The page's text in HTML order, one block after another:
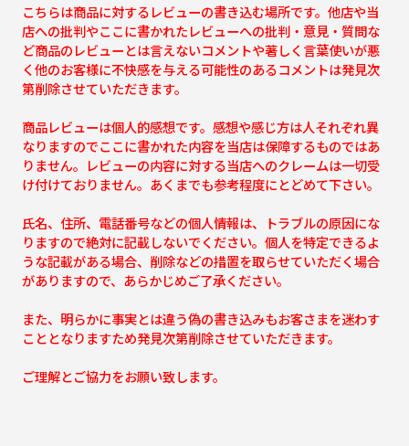
こちらは商品に対するレビューの書き込む場所です。他店や当
店への批判やここに書かれたレビューへの批判・意見・質問な
ど商品のレビューとは言えないコメントや著しく言葉使いが悪
く他のお客様に不快感を与える可能性のあるコメントは発見次
第削除させていただきます。
商品レビューは個人的感想です。感想や感じ方は人それぞれ異
なりますのでここに書かれた内容を当店は保障するものではあ
りません。レビューの内容に対する当店へのクレームは一切受
け付けておりません。あくまでも参考程度にとどめて下さい。
氏名、住所、電話番号などの個人情報は、トラブルの原因にな
りますので絶対に記載しないでください。個人を特定できるよ
うな記載がある場合、削除などの措置を取らせていただく場合
がありますので、あらかじめご了承ください。
また、明らかに事実とは違う偽の書き込みもお客さまを迷わす
こととなりますため発見次第削除させていただきます。
ご理解とご協力をお願い致します。